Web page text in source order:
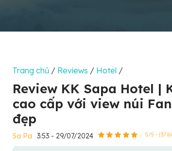
Trang chủ / Reviews / Hotel /
Review KK Sapa Hotel |
cao cấp với view núi
đẹp
Sa Pa 3:53 - 29/07/2024 5/5 - (37